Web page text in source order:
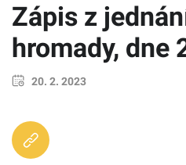
Zápis z
hromady, dne
20. 2. 2023
Turistické cíle
Kultura
Kontakt